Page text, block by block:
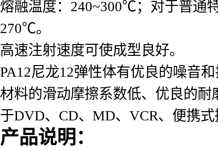
熔融温度：240~300℃；对于普通
270℃。
高速注射速度可使成型良好。
PA12尼龙12弹性体有优良的噪音
材料的滑动摩擦系数低、优良的
于DVD、CD、MD、VCR、便携
产品说明：